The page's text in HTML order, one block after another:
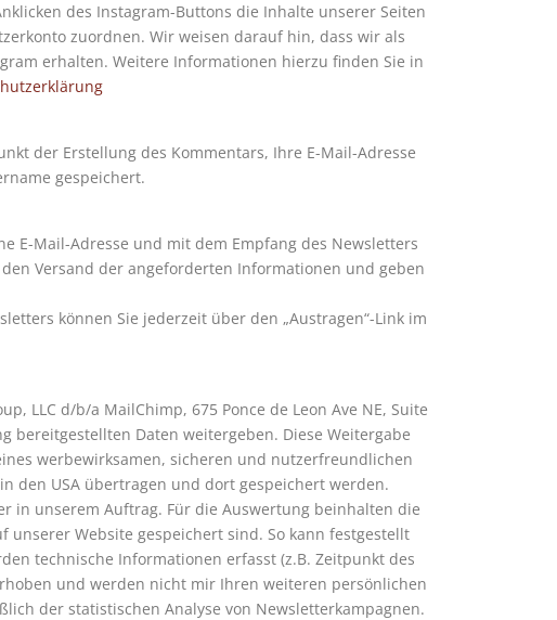
des Instagram-Buttons die Inhalte unserer Seiten
zuordnen. Wir weisen darauf hin, dass wir als
erhalten. Weitere Informationen hierzu finden Sie in
der Erstellung des Kommentars, Ihre E-Mail-Adresse
gespeichert.
E-Mail-Adresse und mit dem Empfang des Newsletters
Versand der angeforderten Informationen und geben
können Sie jederzeit über den „Austragen“-Link im
LLC d/b/a MailChimp, 675 Ponce de Leon Ave NE, Suite
bereitgestellten Daten weitergeben. Diese Weitergabe
werbewirksamen, sicheren und nutzerfreundlichen
den USA übertragen und dort gespeichert werden.
in unserem Auftrag. Für die Auswertung beinhalten die
unserer Website gespeichert sind. So kann festgestellt
technische Informationen erfasst (z.B. Zeitpunkt des
und werden nicht mir Ihren weiteren persönlichen
der statistischen Analyse von Newsletterkampagnen.